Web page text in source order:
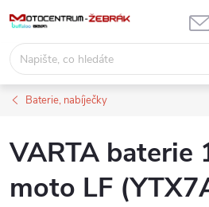
obsah
Baterie, nabíječky
VARTA baterie
moto LF